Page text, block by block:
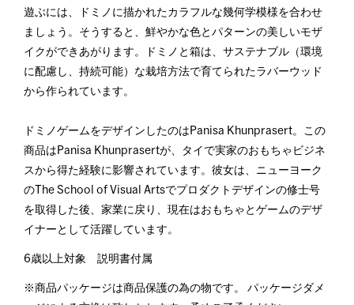
遊ぶには、ドミノに描かれたカラフルな幾何学模様を合わせ
ましょう。そうすると、鮮やかな色とパターンの美しいモザ
イクができあがります。ドミノと箱は、サステナブル（環境
に配慮し、持続可能）な栽培方法で育てられたラバーウッド
から作られています。
ドミノゲームをデザインしたのはPanisa Khunprasert。この
商品はPanisa Khunprasertが、タイで実家のおもちゃビジネ
スから得た経験に影響されています。彼女は、ニューヨーク
のThe School of Visual Artsでプロダクトデザインの修士号
を取得した後、家業に戻り、現在はおもちゃとゲームのデザ
イナーとして活躍しています。
6歳以上対象 説明書付属
※商品パッケージは商品保護の為の物です。 パッケージダメ